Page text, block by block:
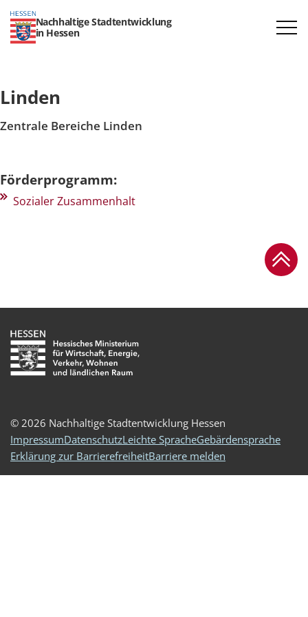
Nachhaltige Stadtentwicklung
in Hessen
Linden
Zentrale Bereiche Linden
Förderprogramm:
Sozialer Zusammenhalt
Zum
© 2026 Nachhaltige Stadtentwicklung Hessen
ImpressumDatenschutzLeichte SpracheGebärdensprache
Erklärung zur BarrierefreiheitBarriere melden